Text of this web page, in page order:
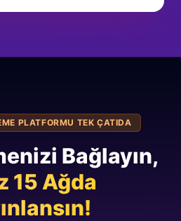
PLATFORMU TEK ÇATIDA
Bağlayın,
15 Ağda